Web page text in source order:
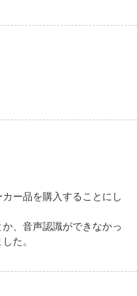
ー品を購入することにし
、音声認識ができなかっ
た。